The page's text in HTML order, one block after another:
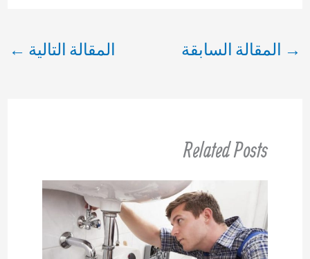
→ المقالة السابقة المقالة التالية ←
Related Posts